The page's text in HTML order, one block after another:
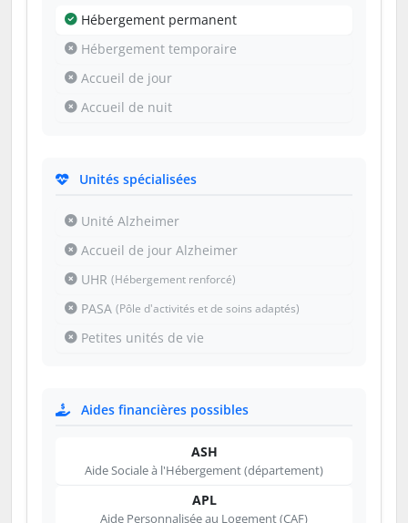
Hébergement permanent
Hébergement temporaire
Accueil de jour
Accueil de nuit
Unités spécialisées
Unité Alzheimer
Accueil de jour Alzheimer
UHR (Hébergement renforcé)
PASA (Pôle d'activités et de soins adaptés)
Petites unités de vie
Aides financières possibles
ASH
Aide Sociale à l'Hébergement (département)
APL
Aide Personnalisée au Logement (CAF)